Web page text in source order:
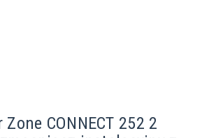
CONNECT 252 2